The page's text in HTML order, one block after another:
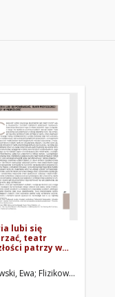
Grzegorz. Red. nauk.
lubi się
teatr
patrzy w
Ewa Flizikowski, Józef.